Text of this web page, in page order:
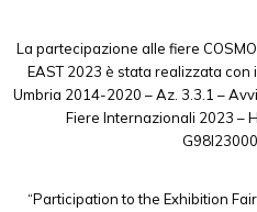
La partecipazione alle fiere
EAST 2023 è stata realizzata con
Umbria 2014-2020 – Az. 3.3.1 –
Fiere Internazionali 2023 –
“Participation to the Exhibition